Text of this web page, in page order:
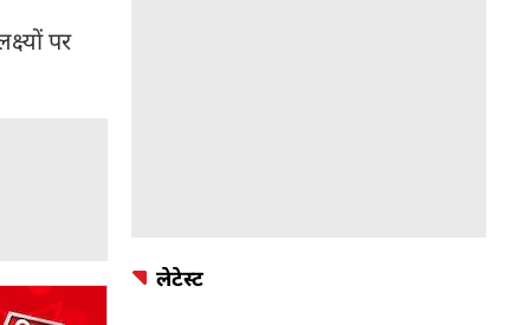
पर
लेटेस्ट